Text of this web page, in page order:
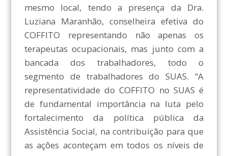
mesmo local, tendo a presença da Dra.
Luziana Maranhão, conselheira efetiva do
COFFITO representando não apenas os
terapeutas ocupacionais, mas junto com a
bancada dos trabalhadores, todo o
segmento de trabalhadores do SUAS. “A
representatividade do COFFITO no SUAS é
de fundamental importância na luta pelo
fortalecimento da política pública da
Assistência Social, na contribuição para que
as ações aconteçam em todos os níveis de